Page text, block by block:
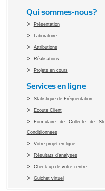
Qui sommes-nous?
Présentation
Laboratoire
Attributions
Réalisations
Projets en cours
Services en ligne
Statistique de Fréquentation
Ecoute Client
Formulaire de Collecte de
Conditiionnées
Votre projet en ligne
Résultats d'analyses
Check-up de votre centre
Guichet virtuel